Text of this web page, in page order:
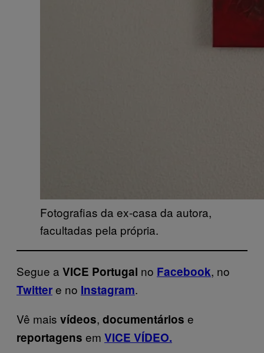
Fotografias da ex-casa da autora,
facultadas pela própria.
Segue a VICE Portugal no Facebook, no
Twittere no Instagram.
Vê mais vídeos, documentários e
reportagens em VICE VÍDEO.